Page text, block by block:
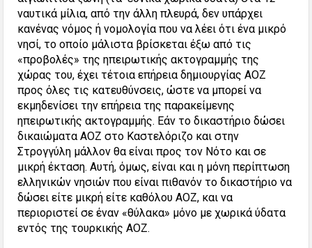
ναυτικά μίλια, από την άλλη πλευρά, δεν υπάρχει
κανένας νόμος ή νομολογία που να λέει ότι ένα μικρό
νησί, το οποίο μάλιστα βρίσκεται έξω από τις
«προβολές» της ηπειρωτικής ακτογραμμής της
χώρας του, έχει τέτοια επήρεια δημιουργίας ΑΟΖ
προς όλες τις κατευθύνσεις, ώστε να μπορεί να
εκμηδενίσει την επήρεια της παρακείμενης
ηπειρωτικής ακτογραμμής. Εάν το δικαστήριο δώσει
δικαιώματα ΑΟΖ στο Καστελόριζο και στην
Στρογγύλη μάλλον θα είναι προς τον Νότο και σε
μικρή έκταση. Αυτή, όμως, είναι και η μόνη περίπτωση
ελληνικών νησιών που είναι πιθανόν το δικαστήριο να
δώσει είτε μικρή είτε καθόλου ΑΟΖ, και να
περιοριστεί σε έναν «θύλακα» μόνο με χωρικά ύδατα
εντός της τουρκικής ΑΟΖ.